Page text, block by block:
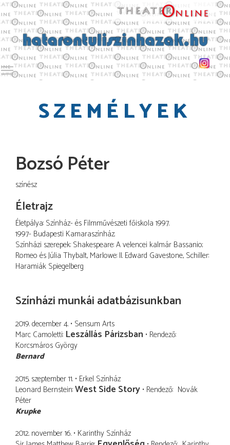
Toggle main menu visibility
SZEMÉLYEK
Bozsó Péter
színész
Életrajz
Életpálya: Színház- és Filmművészeti főiskola 1997.
1997- Budapesti Kamaraszínház.
Színházi szerepek: Shakespeare: A velencei kalmár Bassanio;
Romeo és Júlia Thybalt, Marlowe: II. Edward Gavestone, Schiller:
Haramiák Spiegelberg
Színházi munkái adatbázisunkban
2019. december 4. Sensum Arts
Marc Camoletti Leszállás Párizsban Rendező
Korcsmáros György
Bernard
2015. szeptember 11. Erkel Színház
Leonard Bernstein West Side Story Rendező Novák
Péter
Krupke
2012. november 16. Karinthy Színház